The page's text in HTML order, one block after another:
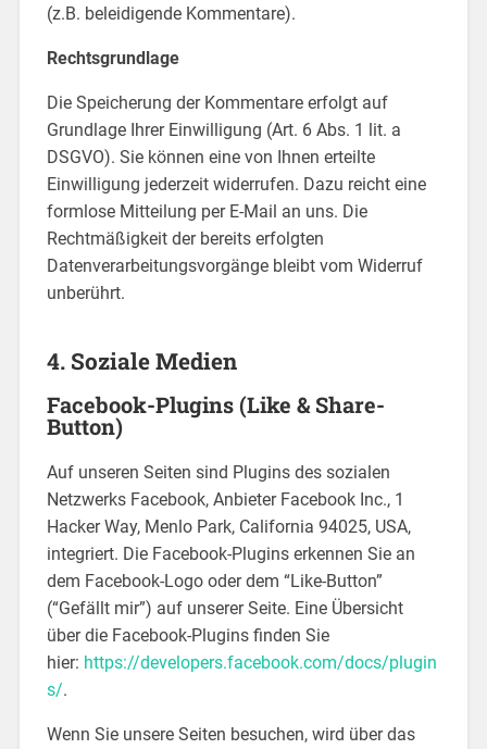
(z.B. beleidigende Kommentare).
Rechtsgrundlage
Die Speicherung der Kommentare erfolgt auf
Grundlage Ihrer Einwilligung (Art. 6 Abs. 1 lit. a
DSGVO). Sie können eine von Ihnen erteilte
Einwilligung jederzeit widerrufen. Dazu reicht eine
formlose Mitteilung per E-Mail an uns. Die
Rechtmäßigkeit der bereits erfolgten
Datenverarbeitungsvorgänge bleibt vom Widerruf
unberührt.
4. Soziale Medien
Facebook-Plugins (Like & Share-
Button)
Auf unseren Seiten sind Plugins des sozialen
Netzwerks Facebook, Anbieter Facebook Inc., 1
Hacker Way, Menlo Park, California 94025, USA,
integriert. Die Facebook-Plugins erkennen Sie an
dem Facebook-Logo oder dem “Like-Button”
(“Gefällt mir”) auf unserer Seite. Eine Übersicht
über die Facebook-Plugins finden Sie
hier: https://developers.facebook.com/docs/plugin
s/.
Wenn Sie unsere Seiten besuchen, wird über das